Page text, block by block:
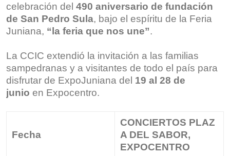
celebración del 490 aniversario de fundación
de San Pedro Sula, bajo el espíritu de la Feria
Juniana, “la feria que nos une”.
La CCIC extendió la invitación a las familias
sampedranas y a visitantes de todo el país para
disfrutar de ExpoJuniana del 19 al 28 de
junio en Expocentro.
Fecha
CONCIERTOS PLAZ
A DEL SABOR,
EXPOCENTRO